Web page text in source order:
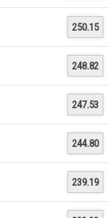
250.15
248.82
247.53
244.80
239.19